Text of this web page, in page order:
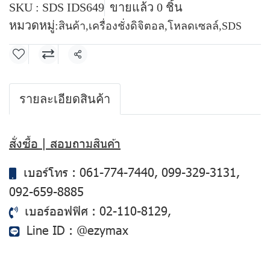
SKU : SDS IDS649 ขายแล้ว 0 ชิ้น
หมวดหมู่:สินค้า,เครื่องชั่งดิจิตอล,โหลดเซลล์,SDS
แชร์
รายละเอียดสินค้า
สั่งซื้อ | สอบถามสินค้า
เบอร์โทร : 061-774-7440, 099-329-3131 ,
092-659-8885
เบอร์ออฟฟิศ : 02-110-8129,
Line ID : @ezymax